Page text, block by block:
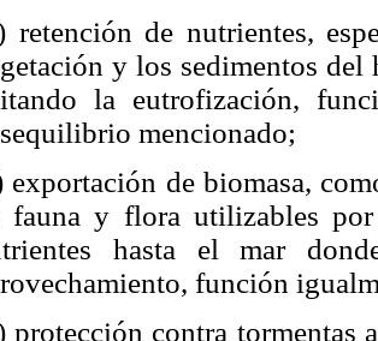
retención de nutrientes,
y los sedimentos
la eutrofización,
mencionado;
exportación de biomasa,
fauna y flora utilizables
hasta el mar
función
protección contra tormentas